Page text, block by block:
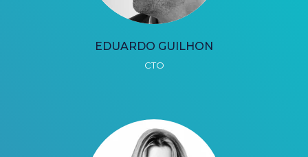
EDUARDO GUILHON
CTO